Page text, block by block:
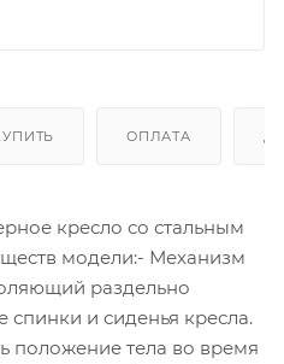
ОПЛАТА
кресло со стальным
модели:- Механизм
раздельно
спинки и сиденья кресла.
положение тела во время